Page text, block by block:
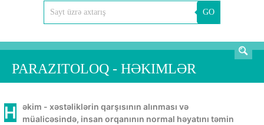
GO
AXTARIŞ
PARAZITOLOQ - HƏKIMLƏR
Həkim - xəstəliklərin qarşısının alınması və
müalicəsində, insan orqanının normal həyatını təmin